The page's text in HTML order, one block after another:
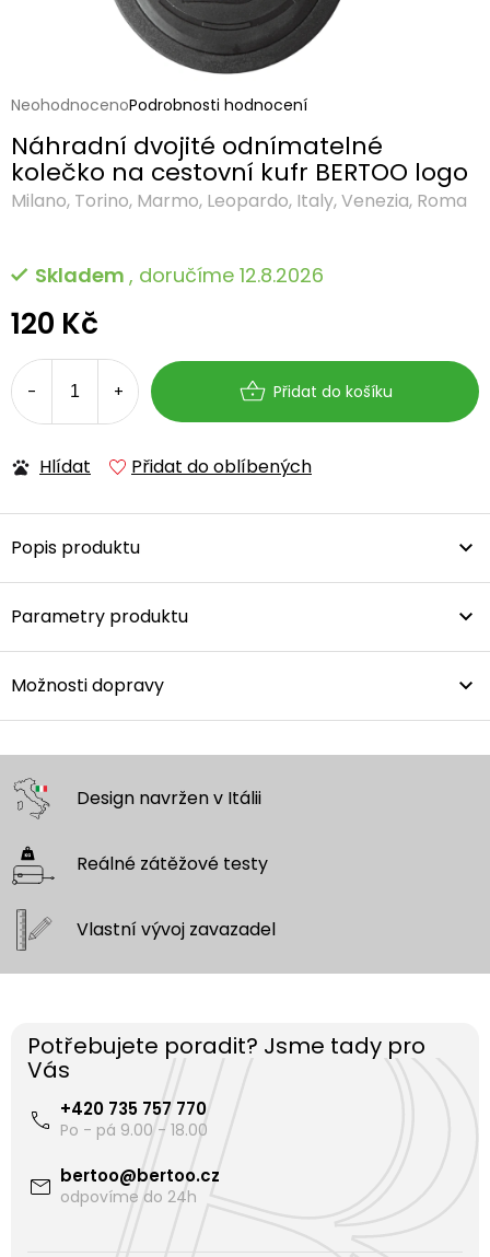
120 Kč
cena:
Skladem , doručíme 12.8.2026
Přidat do košíku
Hlídat Přidat do oblíbených
Průměrné
produktu
je
0,0
z
NeohodnocenoPodrobnosti hodnocení
Náhradní dvojité odnímatelné
kolečko na cestovní kufr BERTOO logo
Milano, Torino, Marmo, Leopardo, Italy, Venezia, Roma
Popis produktu
Parametry produktu
Možnosti dopravy
Design navrženv Itálii
Reálné zátěžové testy
Vlastní vývoj zavazadel
Potřebujete poradit? Jsme tady pro
Vás
bertoo@bertoo.cz
+420 735 757 770